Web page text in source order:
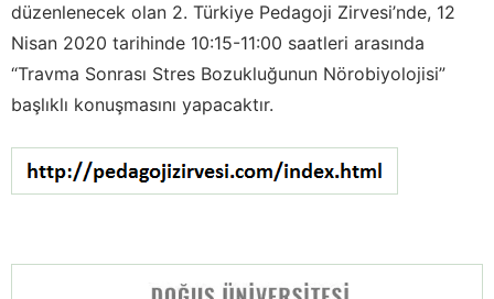
düzenlenecek olan 2. Türkiye Pedagoji Zirvesi’nde, 12
Nisan 2020 tarihinde 10:15-11:00 saatleri arasında
“Travma Sonrası Stres Bozukluğunun Nörobiyolojisi”
başlıklı konuşmasını yapacaktır.